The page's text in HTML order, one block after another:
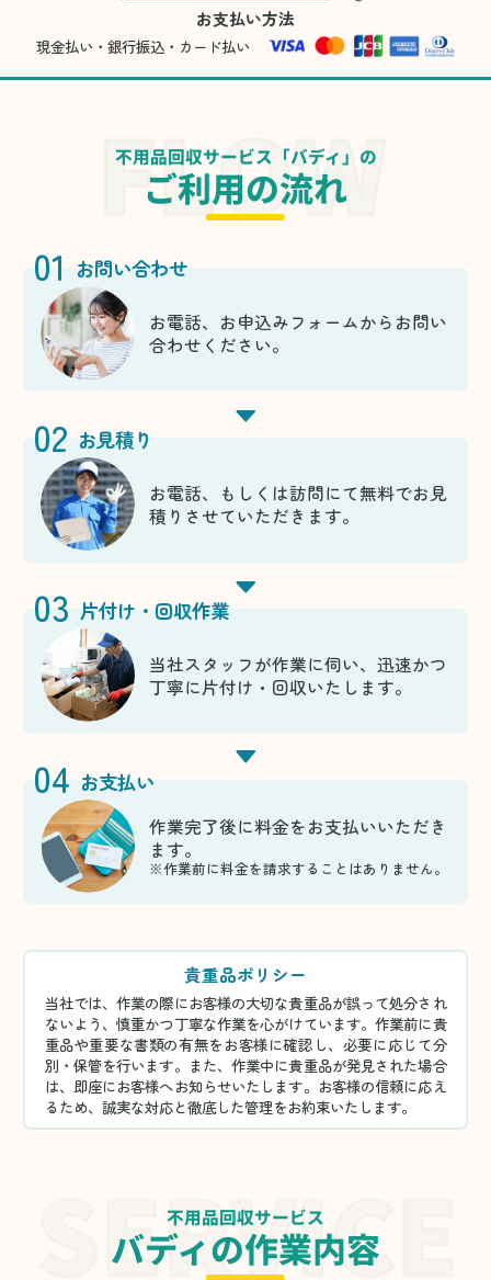
お支払い方法
現金払い・銀行振込・カード払い
不用品回収サービス「バディ」の
ご利用の流れ
01 お問い合わせ
お電話、お申込みフォームからお問い
合わせください。
02 お見積り
お電話、もしくは訪問にて無料でお見
積りさせていただきます。
03 片付け・回収作業
当社スタッフが作業に伺い、迅速かつ
丁寧に片付け・回収いたします。
04 お支払い
作業完了後に料金をお支払いいただき
ます。
※作業前に料金を請求することはありません。
貴重品ポリシー
当社では、作業の際にお客様の大切な貴重品が誤って処分され
ないよう、慎重かつ丁寧な作業を心がけています。作業前に貴
重品や重要な書類の有無をお客様に確認し、必要に応じて分
別・保管を行います。また、作業中に貴重品が発見された場合
は、即座にお客様へお知らせいたします。お客様の信頼に応え
るため、誠実な対応と徹底した管理をお約束いたします。
不用品回収サービス
バディの作業内容